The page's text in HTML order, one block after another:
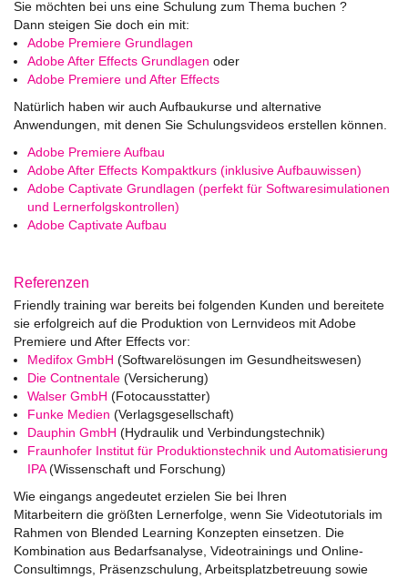
Sie möchten bei uns eine Schulung zum Thema buchen ?
Dann steigen Sie doch ein mit:
Adobe Premiere Grundlagen
Adobe After Effects Grundlagen oder
Adobe Premiere und After Effects
Natürlich haben wir auch Aufbaukurse und alternative
Anwendungen, mit denen Sie Schulungsvideos erstellen können.
Adobe Premiere Aufbau
Adobe After Effects Kompaktkurs (inklusive Aufbauwissen)
Adobe Captivate Grundlagen (perfekt für Softwaresimulationen
und Lernerfolgskontrollen)
Adobe Captivate Aufbau
Referenzen
Friendly training war bereits bei folgenden Kunden und bereitete
sie erfolgreich auf die Produktion von Lernvideos mit Adobe
Premiere und After Effects vor:
Medifox GmbH (Softwarelösungen im Gesundheitswesen)
Die Contnentale (Versicherung)
Walser GmbH (Fotocausstatter)
Funke Medien (Verlagsgesellschaft)
Dauphin GmbH (Hydraulik und Verbindungstechnik)
Fraunhofer Institut für Produktionstechnik und Automatisierung
IPA(Wissenschaft und Forschung)
Wie eingangs angedeutet erzielen Sie bei Ihren
Mitarbeitern die größten Lernerfolge, wenn Sie Videotutorials im
Rahmen von Blended Learning Konzepten einsetzen. Die
Kombination aus Bedarfsanalyse, Videotrainings und Online-
Consultimngs, Präsenzschulung, Arbeitsplatzbetreuung sowie